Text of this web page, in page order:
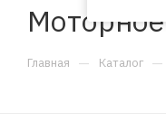
Главная — Каталог —